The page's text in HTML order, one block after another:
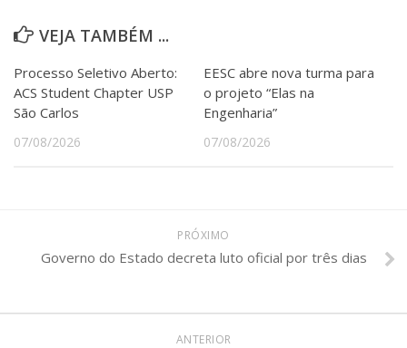
VEJA TAMBÉM ...
Processo Seletivo Aberto:
ACS Student Chapter USP
São Carlos
07/08/2026
EESC abre nova turma para
o projeto “Elas na
Engenharia”
07/08/2026
PRÓXIMO
Governo do Estado decreta luto oficial por três dias
ANTERIOR